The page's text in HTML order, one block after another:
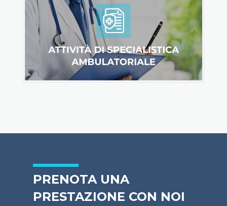
PRENOTA UNA
PRESTAZIONE CON NOI